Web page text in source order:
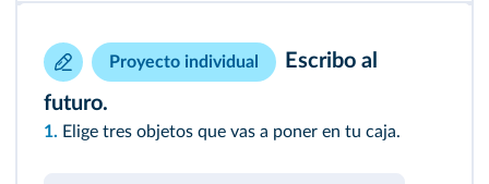
Proyecto individual
Escribo al
futuro.
1. Elige tres objetos que vas a poner en tu caja.